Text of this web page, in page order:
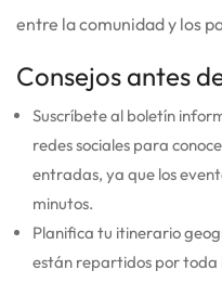
entre la comunidad y los
Consejos antes
Suscríbete al boletín
redes sociales para
entradas, ya que los
minutos.
Planifica tu itinerario
están repartidos por toda